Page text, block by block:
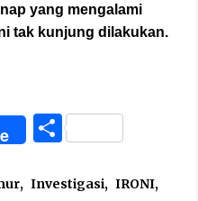
yang mengalami
tak kunjung dilakukan.
Share
, Investigasi, IRONI,